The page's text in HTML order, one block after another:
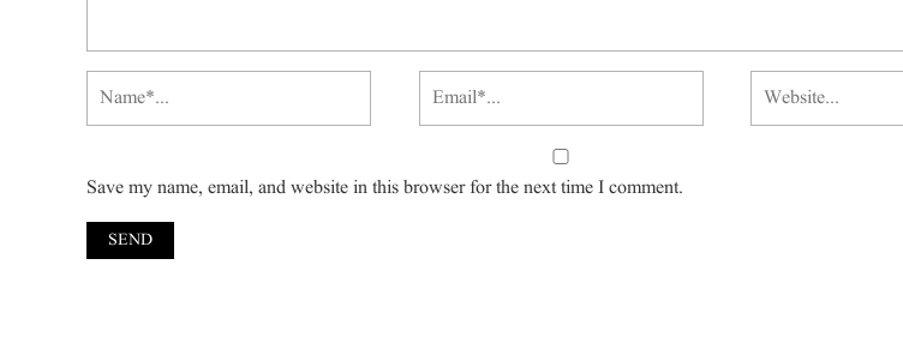
Save my name, email, and website in this browser for the next time I comment.